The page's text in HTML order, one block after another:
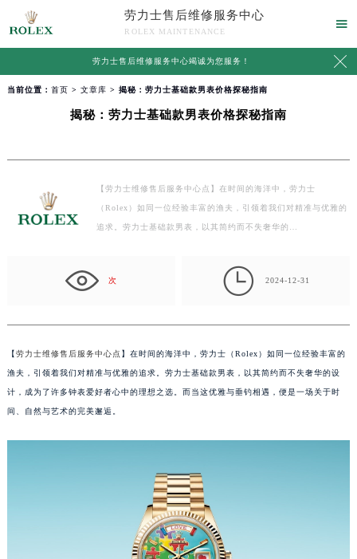
劳力士售后维修服务中心
ROLEX MAINTENANCE

劳力士售后维修服务中心竭诚为您服务！ 
当前位置： 首页 > 文章库 > 揭秘：劳力士基础款男表价格探秘指南
揭秘：劳力士基础款男表价格探秘指南
【劳力士维修售后服务中心点】在时间的海洋中，劳力士
（Rolex）如同一位经验丰富的渔夫，引领着我们对精准与优雅的
追求。劳力士基础款男表，以其简约而不失奢华的…
次  2024-12-31
【劳力士维修售后服务中心点 】在时间的海洋中，劳力士（Rolex）如同一位经验丰富的
渔夫，引领着我们对精准与优雅的追求。劳力士基础款男表，以其简约而不失奢华的设
计，成为了许多钟表爱好者心中的理想之选。而当这优雅与垂钓相遇，便是一场关于时
间、自然与艺术的完美邂逅。